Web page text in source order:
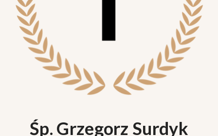
Śp. Grzegorz Surdyk